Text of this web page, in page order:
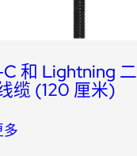
和 Lightning 二
缆 (120 厘米)
多